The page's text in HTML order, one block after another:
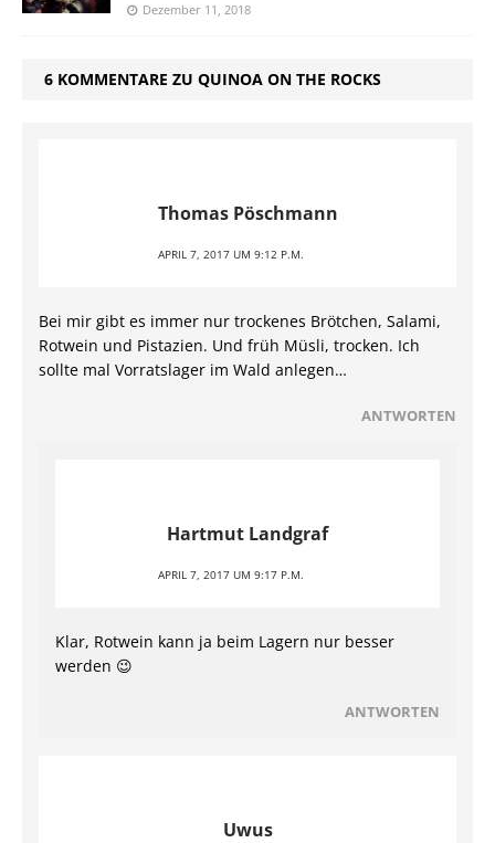
Dezember 11, 2018
6 KOMMENTARE ZU QUINOA ON THE ROCKS
Thomas Pöschmann
APRIL 7, 2017 UM 9:12 P.M.
Bei mir gibt es immer nur trockenes Brötchen, Salami,
Rotwein und Pistazien. Und früh Müsli, trocken. Ich
sollte mal Vorratslager im Wald anlegen…
ANTWORTEN
Hartmut Landgraf
APRIL 7, 2017 UM 9:17 P.M.
Klar, Rotwein kann ja beim Lagern nur besser
werden 😉
ANTWORTEN
Uwus